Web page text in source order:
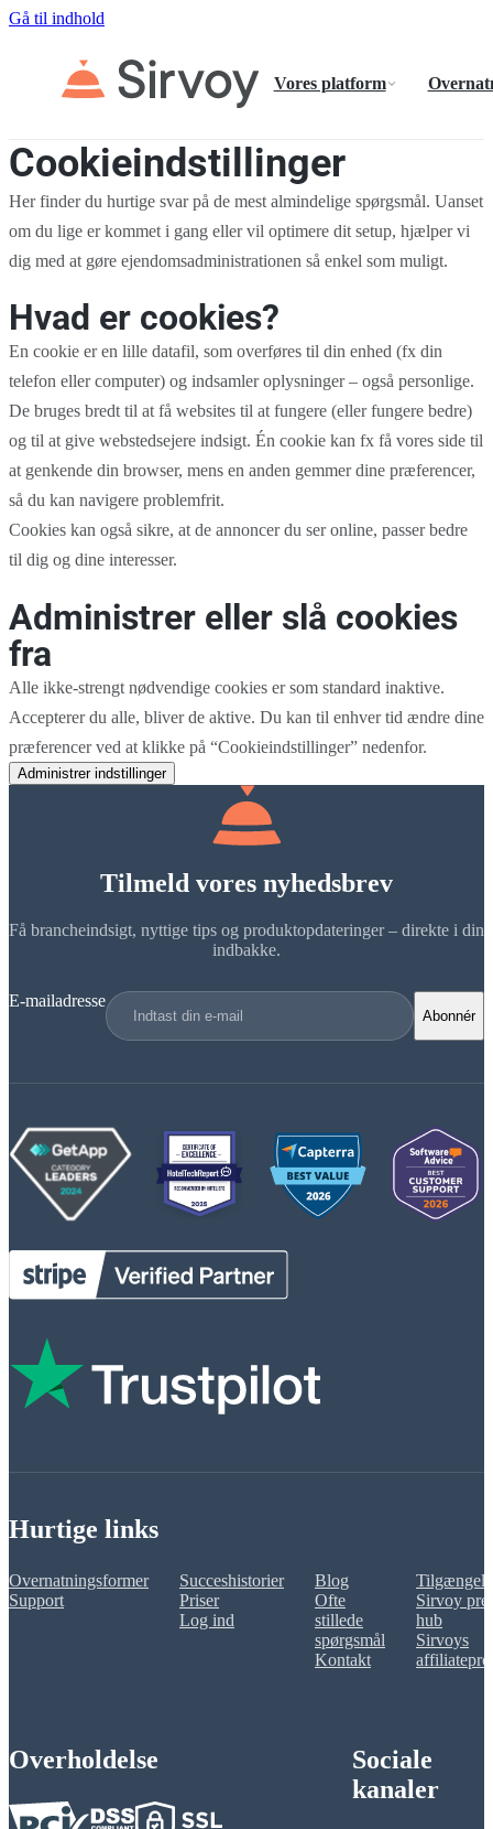
Gå til indhold
Vores platform
Cookieindstillinger
Her finder du hurtige svar på de mest almindelige spørgsmål. Uanset
om du lige er kommet i gang eller vil optimere dit setup, hjælper vi
dig med at gøre ejendomsadministrationen så enkel som muligt.
Hvad er cookies?
En cookie er en lille datafil, som overføres til din enhed (fx din
telefon eller computer) og indsamler oplysninger – også personlige.
De bruges bredt til at få websites til at fungere (eller fungere bedre)
og til at give webstedsejere indsigt. Én cookie kan fx få vores side til
at genkende din browser, mens en anden gemmer dine præferencer,
så du kan navigere problemfrit.
Cookies kan også sikre, at de annoncer du ser online, passer bedre
til dig og dine interesser.
Administrer eller slå cookies
fra
Alle ikke-strengt nødvendige cookies er som standard inaktive.
Accepterer du alle, bliver de aktive. Du kan til enhver tid ændre dine
præferencer ved at klikke på “Cookieindstillinger” nedenfor.
Administrer indstillinger
Tilmeld vores nyhedsbrev
Få brancheindsigt, nyttige tips og produktopdateringer – direkte i din
indbakke.
E-mailadresse
Abonnér
Hurtige links
Overnatningsformer
Support
Succeshistorier
Priser
Log ind
Blog
Ofte
stillede
spørgsmål
Kontakt
Sirvoy
hub
Sirvoys
Overholdelse
Sociale
kanaler